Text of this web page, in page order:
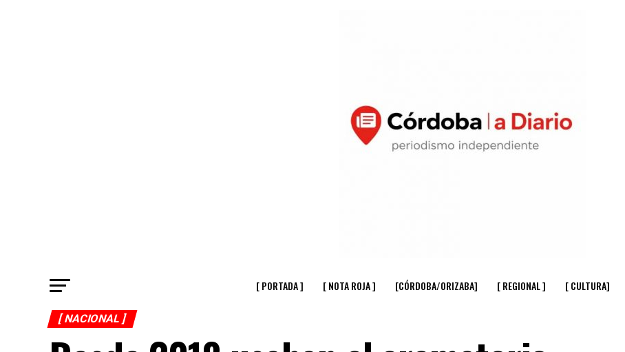
[ PORTADA ] [ NOTA ROJA ] [CÓRDOBA/ORIZABA] [ REGIONAL ] [ CULTURA]
[ NACIONAL ]